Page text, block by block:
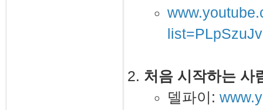
처음 시작하는 사
델파이: